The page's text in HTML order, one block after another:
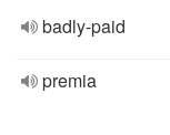
badly-paid
premia